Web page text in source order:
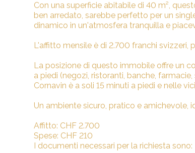
Con una superficie abitabile di 40 m²,
ben arredato, sarebbe perfetto per un
dinamico in un'atmosfera tranquilla e
L'affitto mensile è di 2.700 franchi svizzeri,
La posizione di questo immobile offre un
a piedi (negozi, ristoranti, banche,
Cornavin è a soli 15 minuti a piedi e nelle
Un ambiente sicuro, pratico e amichevole,
Affitto: CHF 2.700
Spese: CHF 210
I documenti necessari per la richiesta sono: